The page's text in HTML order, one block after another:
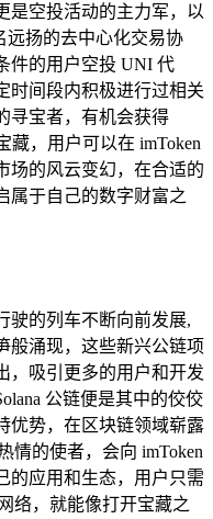
是空投活动的主力军，以
远扬的去中心化交易协
件的用户空投 UNI 代
时间段内积极进行过相关
寻宝者，有机会获得
，用户可以在 imToken
场的风云变幻，在合适的
属于自己的数字财富之
驶的列车不断向前发展,
般涌现，这些新兴公链项
，吸引更多的用户和开发
公链便是其中的佼佼
优势，在区块链领域崭露
情的使者，会向 imToken
的应用和生态，用户只需
络，就能像打开宝藏之